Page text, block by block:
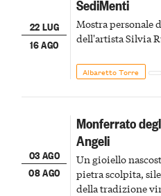
22 LUG
16 AGO
SediMenti
Mostra personale
dell'artista Silvia
Albaretto Torre
03 AGO
08 AGO
Monferrato
Angeli
Un gioiello
pietra scolpita,
della tradizione